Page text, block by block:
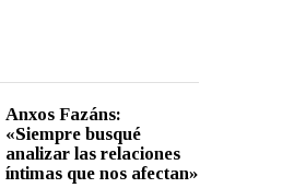
Anxos Fazáns:
«Siempre busqué
analizar las relaciones
íntimas que nos afectan»